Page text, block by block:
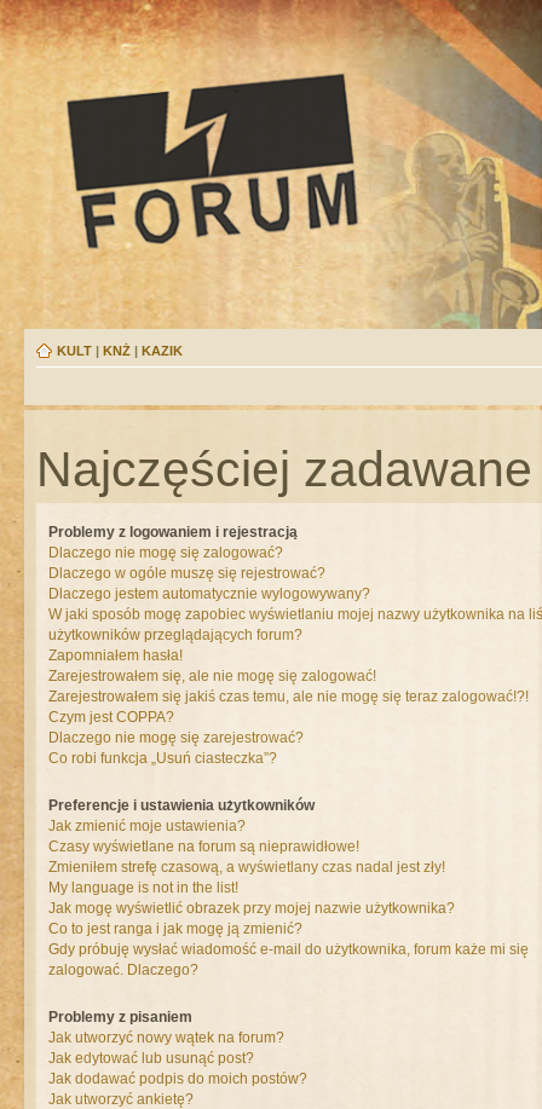
KULT | KNŻ | KAZIK
Najczęściej
Problemy z logowaniem i rejestracją
Dlaczego nie mogę się zalogować?
Dlaczego w ogóle muszę się rejestrować?
Dlaczego jestem automatycznie wylogowywany?
W jaki sposób mogę zapobiec wyświetlaniu mojej nazwy użytkownika na
użytkowników przeglądających forum?
Zapomniałem hasła!
Zarejestrowałem się, ale nie mogę się zalogować!
Zarejestrowałem się jakiś czas temu, ale nie mogę się teraz zalogować!?!
Czym jest COPPA?
Dlaczego nie mogę się zarejestrować?
Co robi funkcja „Usuń ciasteczka”?
Preferencje i ustawienia użytkowników
Jak zmienić moje ustawienia?
Czasy wyświetlane na forum są nieprawidłowe!
Zmieniłem strefę czasową, a wyświetlany czas nadal jest zły!
My language is not in the list!
Jak mogę wyświetlić obrazek przy mojej nazwie użytkownika?
Co to jest ranga i jak mogę ją zmienić?
Gdy próbuję wysłać wiadomość e-mail do użytkownika, forum każe mi się
zalogować. Dlaczego?
Problemy z pisaniem
Jak utworzyć nowy wątek na forum?
Jak edytować lub usunąć post?
Jak dodawać podpis do moich postów?
Jak utworzyć ankietę?